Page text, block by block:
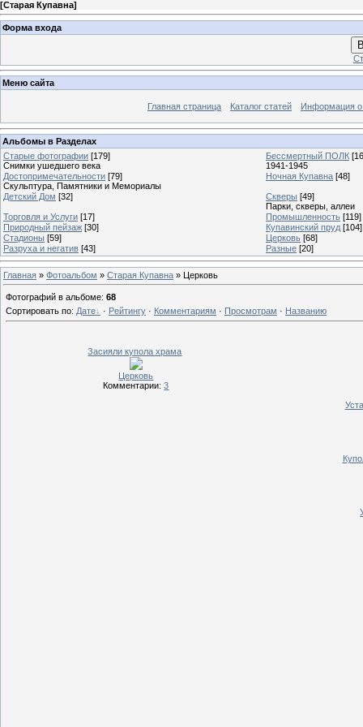
[Старая Купавна]
Форма входа
Меню сайта
Главная страница Каталог статей Информация о
Альбомы в Разделах
Старые фотографии [179]
Снимки ушедшего века
Бессмертный ПОЛК
1941-1945
Достопримечательности [79]
Скульптура, Памятники и Мемориалы
Ночная Купавна [48]
Детский Дом [32] Скверы [49]
Парки, скверы, аллеи
Торговля и Услуги [17] Промышленность [119]
Природный пейзаж [30] Купавинский пруд [104]
Стадионы [59] Церковь [68]
Разруха и негатив [43] Разные [20]
Главная » Фотоальбом » Старая Купавна » Церковь
Фотографий в альбоме: 68
Сортировать по: Дате · Рейтингу · Комментариям · Просмотрам · Названию
Засияли купола храма
Церковь
Комментарии:3